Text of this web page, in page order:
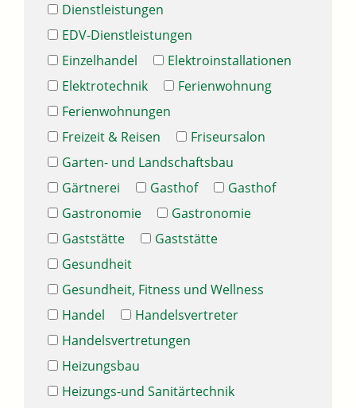
Dienstleistungen
EDV-Dienstleistungen
Einzelhandel
Elektroinstallationen
Elektrotechnik
Ferienwohnung
Ferienwohnungen
Freizeit & Reisen
Friseursalon
Garten- und Landschaftsbau
Gärtnerei
Gasthof
Gasthof
Gastronomie
Gastronomie
Gaststätte
Gaststätte
Gesundheit
Gesundheit, Fitness und Wellness
Handel
Handelsvertreter
Handelsvertretungen
Heizungsbau
Heizungs-und Sanitärtechnik